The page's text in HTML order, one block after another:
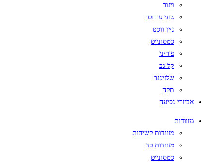
ויגור
טוני פירוטי
ניין ווסט
סמסונייט
פיריני
קל גב
שלזינגר
תקה
אביזרי נסיעה
מזוודות
מזוודות קשיחות
מזוודות בד
סמסונייט